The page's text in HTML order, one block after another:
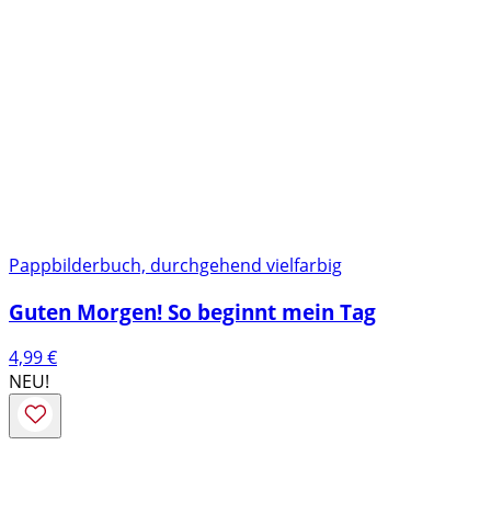
Pappbilderbuch, durchgehend vielfarbig
Guten Morgen! So beginnt mein Tag
4,99€
NEU!